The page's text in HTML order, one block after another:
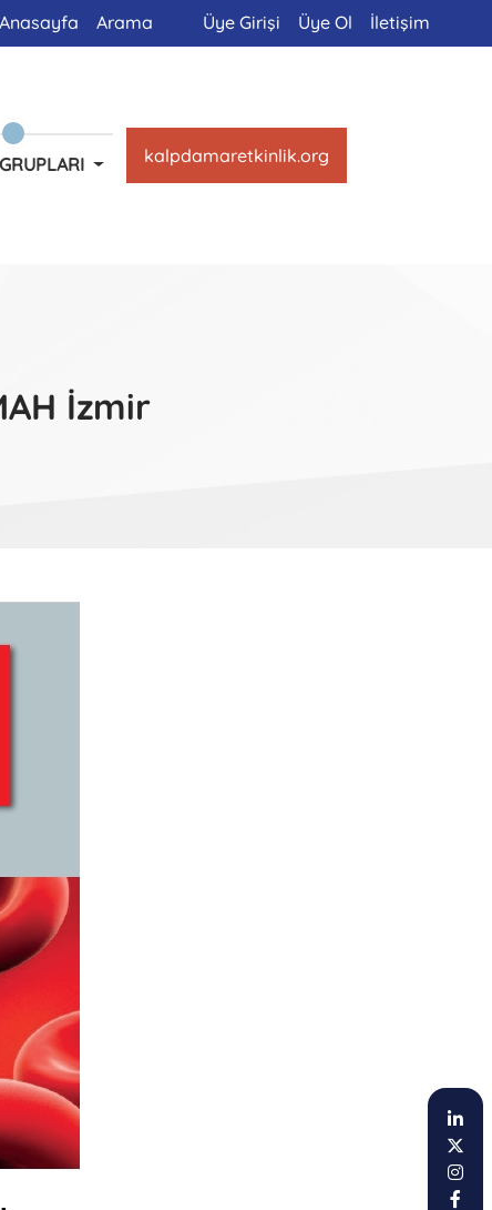
Anasayfa Arama Üye Girişi Üye Ol İletişim
kalpdamaretkinlik.org
İzmir